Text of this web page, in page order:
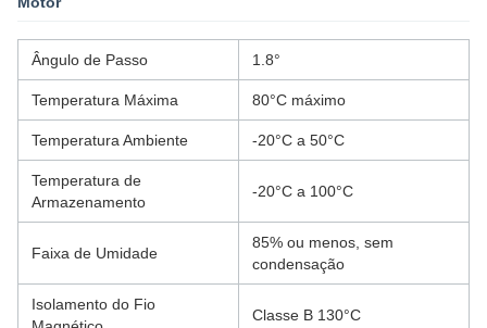
Ângulo de Passo 1.8°
Temperatura Máxima 80°C máximo
Temperatura Ambiente -20°C a 50°C
Temperatura de
Armazenamento
-20°C a 100°C
Faixa de Umidade
85% ou menos, sem
condensação
Isolamento do Fio
Classe B 130°C